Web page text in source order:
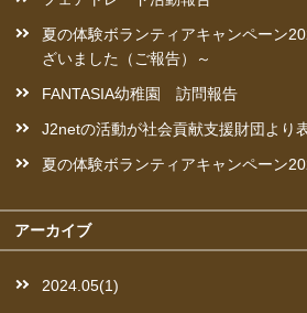
夏の体験ボランティアキャンペーン
ざいました（ご報告）～
FANTASIA幼稚園 訪問報告
J2netの活動が社会貢献支援財団より
夏の体験ボランティアキャンペーン
アーカイブ
2024.05(1)